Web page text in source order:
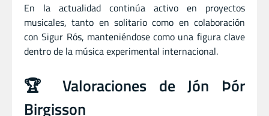
En la actualidad continúa activo en proyectos
musicales, tanto en solitario como en colaboración
con Sigur Rós, manteniéndose como una figura clave
dentro de la música experimental internacional.
🏆 Valoraciones de Jón Þór
Birgisson